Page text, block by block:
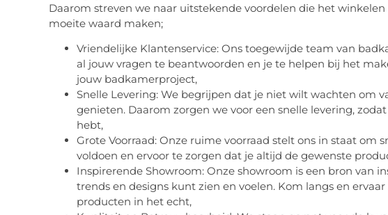
Daarom streven we naar uitstekende voordelen die het
moeite waard maken;
Vriendelijke Klantenservice: Ons toegewijde team van
al jouw vragen te beantwoorden en je te helpen bij het
jouw badkamerproject,
Snelle Levering: We begrijpen dat je niet wilt wachten om
genieten. Daarom zorgen we voor een snelle levering,
hebt,
Grote Voorraad: Onze ruime voorraad stelt ons in staat om
voldoen en ervoor te zorgen dat je altijd de gewenste
Inspirerende Showroom: Onze showroom is een bron van
trends en designs kunt zien en voelen. Kom langs en
producten in het echt,